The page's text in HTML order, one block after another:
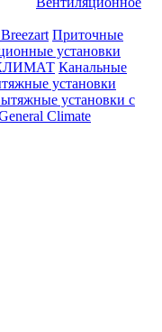
Приточные
установки
КЛИМАТ Канальные
установки
установки с
Climate